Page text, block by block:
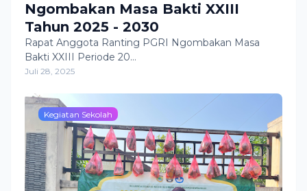
Ngombakan Masa Bakti XXIII
Tahun 2025 - 2030
Rapat Anggota Ranting PGRI Ngombakan Masa
Bakti XXIII Periode 20…
Juli 28, 2025
Kegiatan Sekolah